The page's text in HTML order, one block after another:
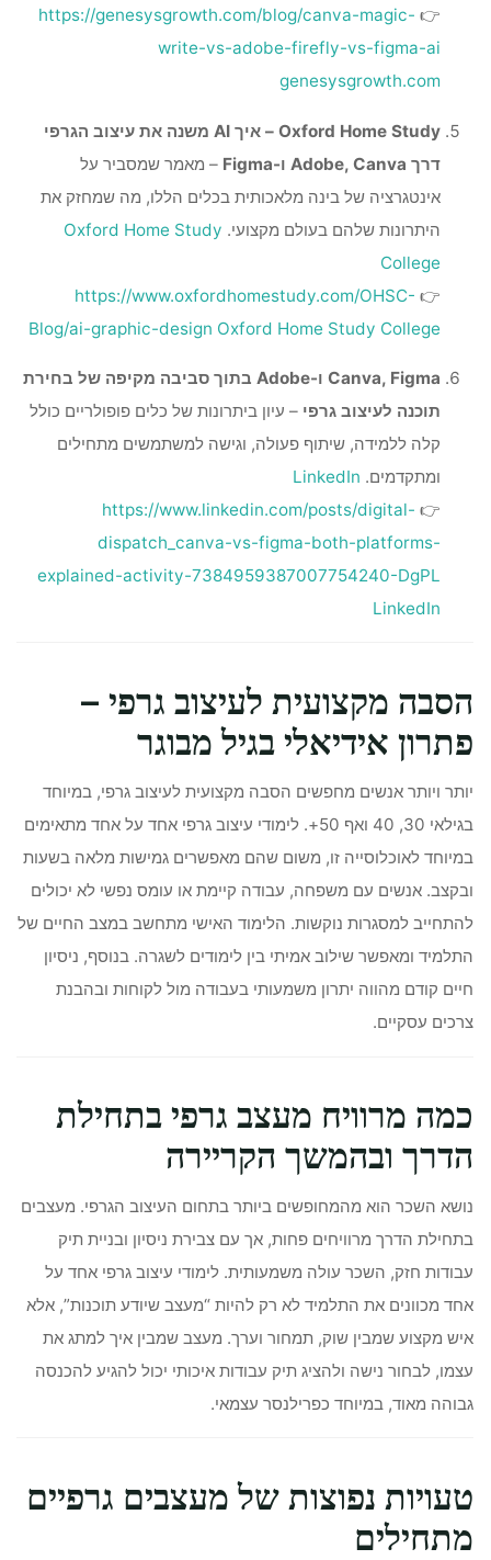
👉
https://genesysgrowth.com/blog/canva-magic-
write-vs-adobe-firefly-vs-figma-ai
genesysgrowth.com
Oxford Home Study – איך AI משנה את עיצוב הגרפי
דרך Adobe, Canva ו-Figma
– מאמר שמסביר על
אינטגרציה של בינה מלאכותית בכלים הללו, מה שמחזק את
היתרונות שלהם בעולם מקצועי. Oxford Home Study
College
👉
https://www.oxfordhomestudy.com/OHSC-
Blog/ai-graphic-design Oxford Home Study College
Canva, Figma ו-Adobe בתוך סביבה מקיפה של בחירת
תוכנה לעיצוב גרפי – עיון ביתרונות של כלים פופולריים כולל
קלה ללמידה, שיתוף פעולה, וגישה למשתמשים מתחילים
ומתקדמים. LinkedIn
👉
https://www.linkedin.com/posts/digital-
dispatch_canva-vs-figma-both-platforms-
explained-activity-7384959387007754240-DgPL
LinkedIn
הסבה מקצועית לעיצוב גרפי –
פתרון אידיאלי בגיל מבוגר
יותר ויותר אנשים מחפשים הסבה מקצועית לעיצוב גרפי, במיוחד
בגילאי 30, 40 ואף 50+. לימודי עיצוב גרפי אחד על אחד מתאימים
במיוחד לאוכלוסייה זו, משום שהם מאפשרים גמישות מלאה בשעות
ובקצב. אנשים עם משפחה, עבודה קיימת או עומס נפשי לא יכולים
להתחייב למסגרות נוקשות. הלימוד האישי מתחשב במצב החיים של
התלמיד ומאפשר שילוב אמיתי בין לימודים לשגרה. בנוסף, ניסיון
חיים קודם מהווה יתרון משמעותי בעבודה מול לקוחות ובהבנת
צרכים עסקיים.
כמה מרוויח מעצב גרפי בתחילת
הדרך ובהמשך הקריירה
נושא השכר הוא מהמחופשים ביותר בתחום העיצוב הגרפי. מעצבים
בתחילת הדרך מרוויחים פחות, אך עם צבירת ניסיון ובניית תיק
עבודות חזק, השכר עולה משמעותית. לימודי עיצוב גרפי אחד על
אחד מכוונים את התלמיד לא רק להיות “מעצב שיודע תוכנות”, אלא
איש מקצוע שמבין שוק, תמחור וערך. מעצב שמבין איך למתג את
עצמו, לבחור נישה ולהציג תיק עבודות איכותי יכול להגיע להכנסה
גבוהה מאוד, במיוחד כפרילנסר עצמאי.
טעויות נפוצות של מעצבים גרפיים
מתחילים